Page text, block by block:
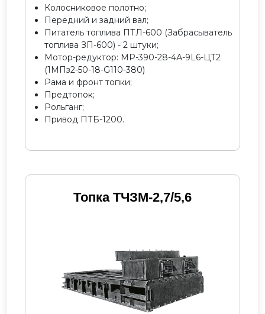
Колосниковое полотно;
Передний и задний вал;
Питатель топлива ПТЛ-600 (Забрасыватель
топлива ЗП-600) - 2 штуки;
Мотор-редуктор: МР-390-28-4А-9L6-ЦТ2
(1МПз2-50-18-G110-380)
Рама и фронт топки;
Предтопок;
Рольганг;
Привод ПТБ-1200.
Топка ТЧЗМ-2,7/5,6